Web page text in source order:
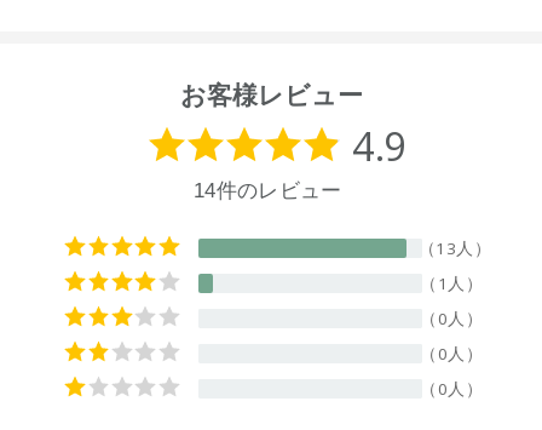
ニュージーランド
店舗でお問い合わせの際には、下記品番をお伝え下さい。
9420015016000
【店舗発売日】
ecostore 2025/3/1
CosmeKitchen 2025/3/15
Biople 2025/3/15
お客様レビュー